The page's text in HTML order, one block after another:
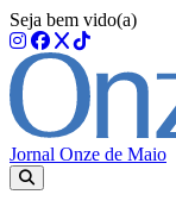
Seja bem vido(a)
Jornal Onze de Maio